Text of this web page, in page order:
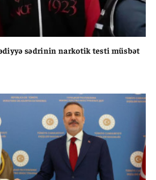
sədrinin narkotik testi müsbət